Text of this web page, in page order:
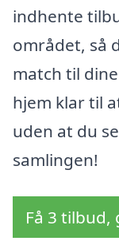
indhente
området, så
match til
hjem klar til
uden at du
samlingen!
Få 3